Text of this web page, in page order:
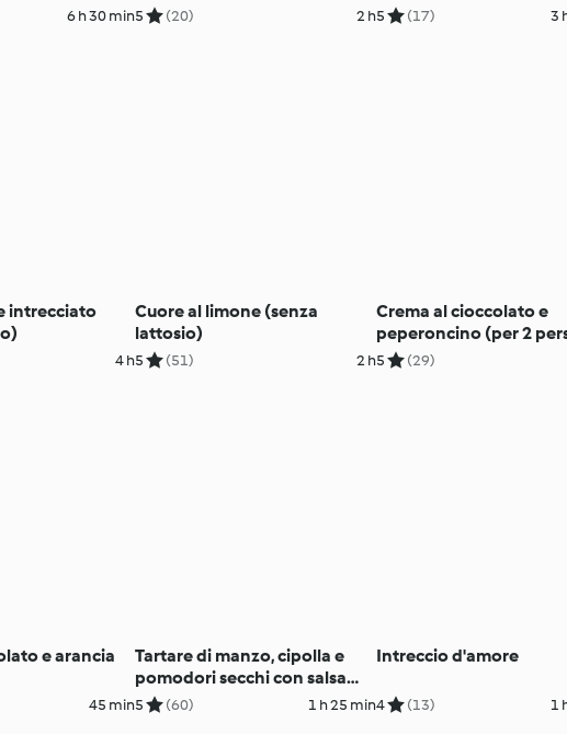
6 h 30 min5 (20) 2 h5 (17) 3
intrecciato
4 h
Cuore al limone (senza
lattosio)
5 (51) 2 h
Crema al cioccolato e
peperoncino (per 2
5 (29)
e arancia
45 min
Tartare di manzo, cipolla e
pomodori secchi con salsa
aïoli
5 (60) 1 h 25 min
Intreccio d'amore
4 (13) 1